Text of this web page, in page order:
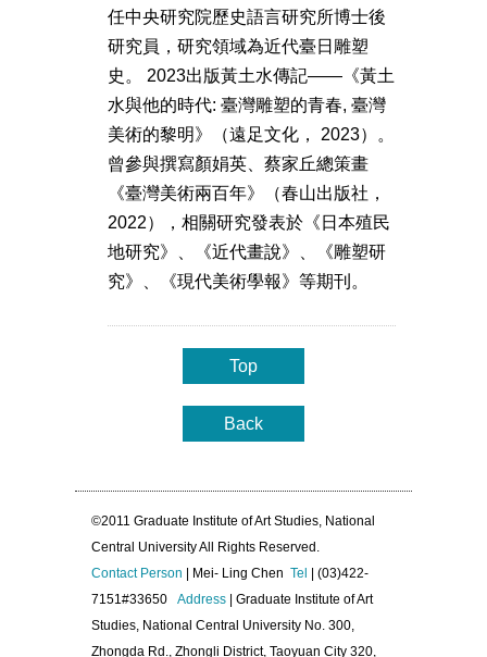
任中央研究院歷史語言研究所博士後
研究員，研究領域為近代臺日雕塑
史。 2023出版黃土水傳記——《黃土
水與他的時代: 臺灣雕塑的青春, 臺灣
美術的黎明》（遠足文化， 2023）。
曾參與撰寫顏娟英、蔡家丘總策畫
《臺灣美術兩百年》（春山出版社，
2022），相關研究發表於《日本殖民
地研究》、《近代畫說》、《雕塑研
究》、《現代美術學報》等期刊。
Top
Back
©2011 Graduate Institute of Art Studies, National
Central University All Rights Reserved.
Contact Person | Mei- Ling Chen Tel
| (03)422-
7151#33650 Address | Graduate Institute of Art
Studies, National Central University No. 300,
Zhongda Rd., Zhongli District, Taoyuan City 320,